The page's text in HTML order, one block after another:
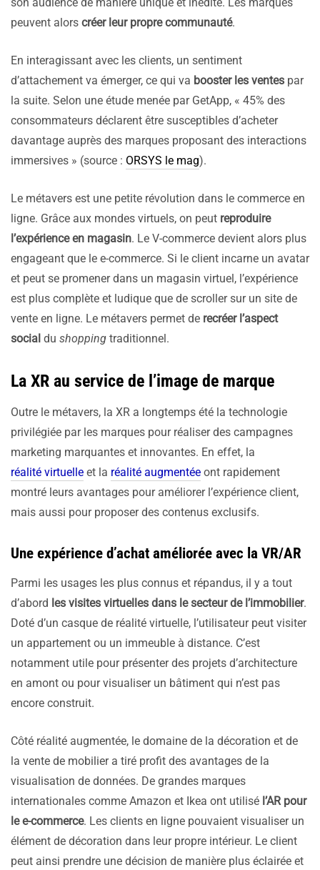
peuvent alors créer leur propre communauté.
En interagissant avec les clients, un sentiment
d’attachement va émerger, ce qui va booster les ventes par
la suite. Selon une étude menée par GetApp, « 45% des
consommateurs déclarent être susceptibles d’acheter
davantage auprès des marques proposant des interactions
immersives » (source : ORSYS le mag).
Le métavers est une petite révolution dans le commerce en
ligne. Grâce aux mondes virtuels, on peut reproduire
l’expérience en magasin. Le V-commerce devient alors plus
engageant que le e-commerce. Si le client incarne un avatar
et peut se promener dans un magasin virtuel, l’expérience
est plus complète et ludique que de scroller sur un site de
vente en ligne. Le métavers permet de recréer l’aspect
social du shopping traditionnel.
La XR au service de l’image de marque
Outre le métavers, la XR a longtemps été la technologie
privilégiée par les marques pour réaliser des campagnes
marketing marquantes et innovantes. En effet, la
réalité virtuelle et la réalité augmentée ont rapidement
montré leurs avantages pour améliorer l’expérience client,
mais aussi pour proposer des contenus exclusifs.
Une expérience d’achat améliorée avec la VR/AR
Parmi les usages les plus connus et répandus, il y a tout
d’abord les visites virtuelles dans le secteur de l’immobilier.
Doté d’un casque de réalité virtuelle, l’utilisateur peut visiter
un appartement ou un immeuble à distance. C’est
notamment utile pour présenter des projets d’architecture
en amont ou pour visualiser un bâtiment qui n’est pas
encore construit.
Côté réalité augmentée, le domaine de la décoration et de
la vente de mobilier a tiré profit des avantages de la
visualisation de données. De grandes marques
internationales comme Amazon et Ikea ont utilisé l’AR pour
le e-commerce. Les clients en ligne pouvaient visualiser un
élément de décoration dans leur propre intérieur. Le client
peut ainsi prendre une décision de manière plus éclairée et